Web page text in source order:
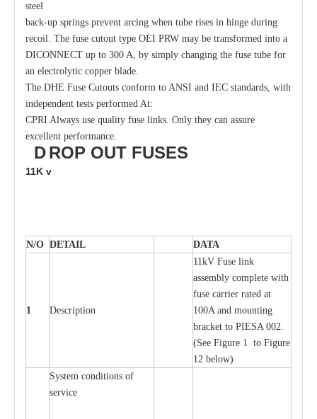
steel
back-up springs prevent arcing when tube rises in hinge during
recoil. The fuse cutout type OEI PRW may be transformed into a
DICONNECT up to 300 A, by simply changing the fuse tube for
an electrolytic copper blade.
The DHE Fuse Cutouts conform to ANSI and IEC standards, with
independent tests performed At:
CPRI Always use quality fuse links. Only they can assure
excellent performance.
DROP OUT FUSES
11K v
N/O DETAIL DATA
1 Description
11kV Fuse link
assembly complete with
fuse carrier rated at
100A and mounting
bracket to PIESA 002.
(See Figure 1 to Figure
12 below)
System conditions of
service